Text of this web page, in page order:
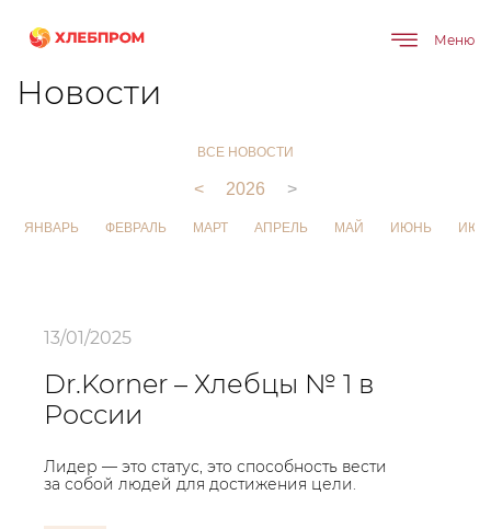
Меню
Главная О компании
Новости
ВСЕ НОВОСТИ
< 2026 >
ЯНВАРЬ ФЕВРАЛЬ МАРТ АПРЕЛЬ МАЙ ИЮНЬ
13/01/2025
Dr.Korner – Хлебцы № 1 в
России
Лидер — это статус, это способность вести
за собой людей для достижения цели.